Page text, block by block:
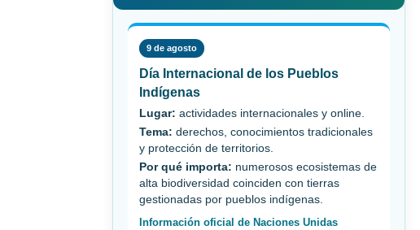
9 de agosto
Día Internacional de los Pueblos
Indígenas
Lugar: actividades internacionales y online.
Tema: derechos, conocimientos tradicionales
y protección de territorios.
Por qué importa: numerosos ecosistemas de
alta biodiversidad coinciden con tierras
gestionadas por pueblos indígenas.
Información oficial de Naciones Unidas